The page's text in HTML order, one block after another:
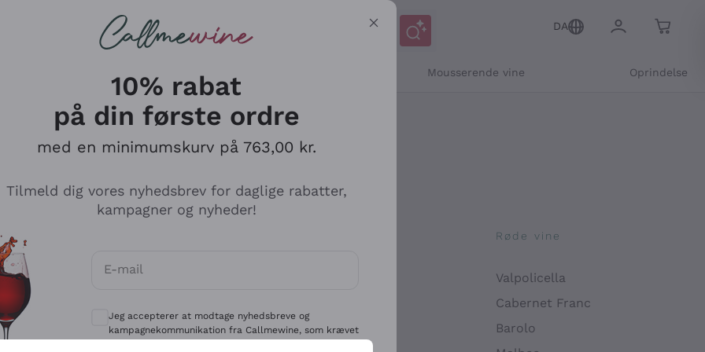
DA
Mousserende vine Oprindelse
Antinori
Ca' del Bosco
Gavi
Røde vine
Valpolicella
Cabernet Franc
Barolo
10% rabat
på din første ordre
med en minimumskurv på 763,00 kr.
Tilmeld dig vores nyhedsbrev for daglige rabatter,
kampagner og nyheder!
E-mail
Valgfrie samtykker for at modtage kommunikation og personlige tilbud
Jeg accepterer at modtage nyhedsbreve og
kampagnekommunikation fra Callmewine, som krævet